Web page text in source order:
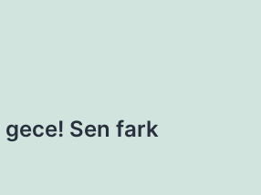
Sen fark